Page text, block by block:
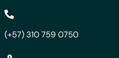
(+57) 310 759 0750